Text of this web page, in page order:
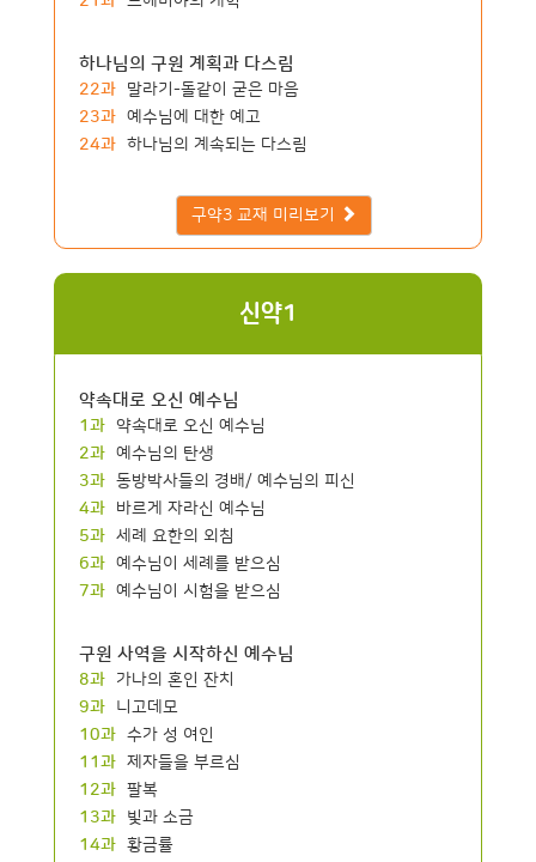
하나님의 구원 계획과 다스림
22과
말라기-돌같이 굳은 마음
23과 예수님에 대한 예고
24과 하나님의 계속되는 다스림
구약3 교재 미리보기
신약1
약속대로 오신 예수님
1과
약속대로 오신 예수님
2과 예수님의 탄생
3과 동방박사들의 경배/ 예수님의 피신
4과
바르게 자라신 예수님
5과 세례 요한의 외침
6과 예수님이 세례를 받으심
7과 예수님이 시험을 받으심
구원 사역을 시작하신 예수님
8과
가나의 혼인 잔치
9과
니고데모
10과 수가 성 여인
11과 제자들을 부르심
12과 팔복
13과
빛과 소금
14과 황금률